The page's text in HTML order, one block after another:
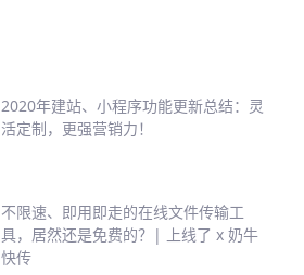
2020年建站、小程序功能更新总结：灵
活定制，更强营销力！
不限速、即用即走的在线文件传输工
具，居然还是免费的？| 上线了 x 奶牛
快传